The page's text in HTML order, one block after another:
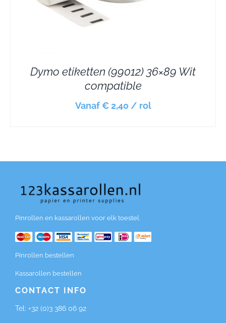
Dymo etiketten (99012) 36×89 Wit
compatible
Vanaf € 2,40 / rol
Pinrollen en kassarollen voor elk toestel.
Pinrollen bestellen
Kassarollen bestellen
CONTACT INFO
Tel: +32 (0)3 386 06 92